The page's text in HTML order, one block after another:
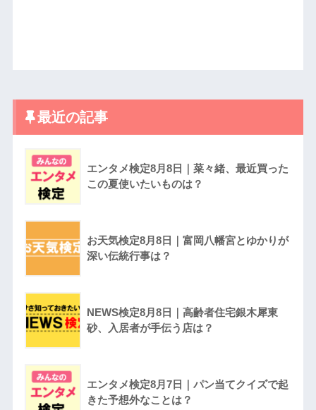
最近の記事
エンタメ検定8月8日｜菜々緒、最近買った
この夏使いたいものは？
お天気検定8月8日｜富岡八幡宮とゆかりが
深い伝統行事は？
NEWS検定8月8日｜高齢者住宅銀木犀東
砂、入居者が手伝う店は？
エンタメ検定8月7日｜パン当てクイズで起
きた予想外なことは？